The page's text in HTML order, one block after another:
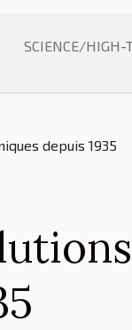
SCIENCE/HIGH-
depuis 1935